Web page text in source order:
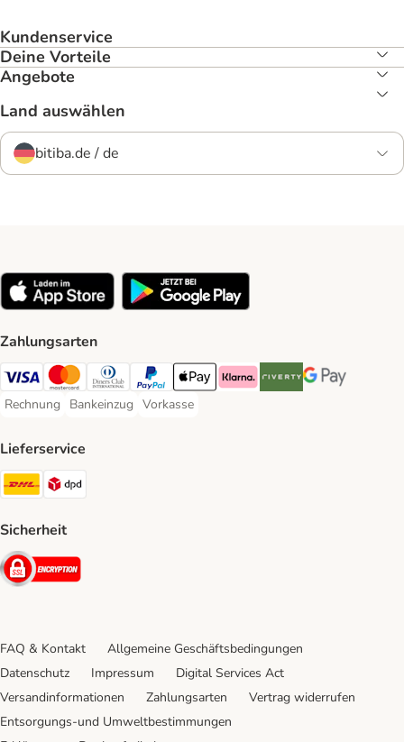
Kundenservice
Deine Vorteile
Angebote
Land auswählen
bitiba.de / de
Zahlungsarten
Visa Payment Method
Mastercard Payment Method
Diners Club Payment Method
PayPal Payment Method
Apple Pay Payment Method
Klarna Payment Method
Riverty Payment Method
Google Pay
Rechnung
Rechnung Payment Method
Bankeinzug
Bankeinzug Payment Method
Vorkasse
Vorkasse Payment Method
Lieferservice
DHL Shipping Method
Sicherheit
Security
FAQ & Kontakt
Allgemeine Geschäftsbedingungen
Datenschutz
Impressum
Digital Services Act
Versandinformationen
Zahlungsarten
Vertrag widerrufen
Entsorgungs-und Umweltbestimmungen